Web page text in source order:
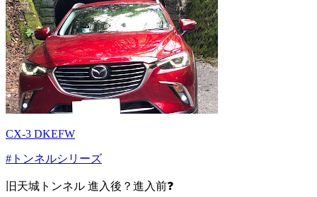
CX-3 DKEFW
#トンネルシリーズ
旧天城トンネル 進入後？進入前❓